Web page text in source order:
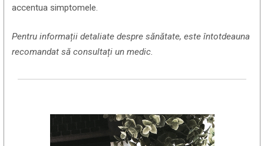
accentua simptomele.
Pentru informații detaliate despre sănătate, este întotdeauna
recomandat să consultați un medic.